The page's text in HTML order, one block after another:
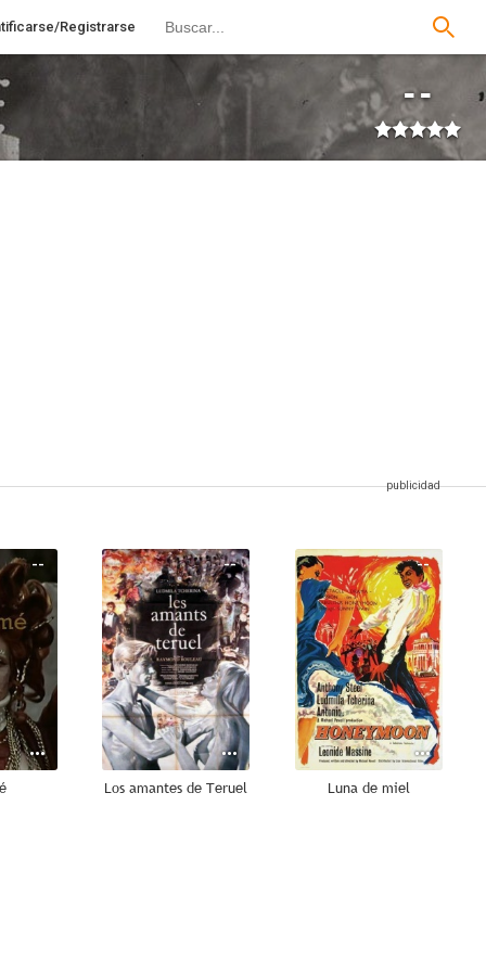
Registrarse
--
-- --
Los amantes de Teruel
--
Luna de miel